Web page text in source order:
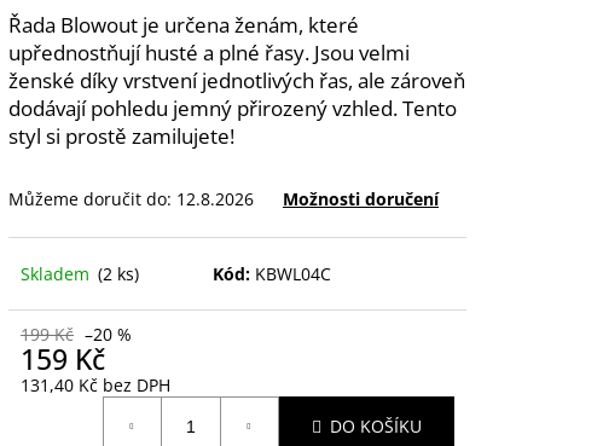
Řada Blowout je určena ženám, které
upřednostňují husté a plné řasy. Jsou velmi
ženské díky vrstvení jednotlivých řas, ale zároveň
dodávají pohledu jemný přirozený vzhled. Tento
styl si prostě zamilujete!
Můžeme doručit do: 12.8.2026 Možnosti doručení
Skladem (2 ks) Kód: KBWL04C
199 Kč –20 %
159 Kč
131,40 Kč bez DPH
DO KOŠÍKU